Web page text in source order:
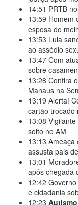
14:51 PRTB
13:59 Homem
esposa do
13:53 Lula
ao assédio
13:47 Com
sobre
13:28 Confira
Manaus na
13:19 Alerta!
cartão trocado
13:08
solto no AM
13:13 Ameaça
assusta pais
13:01
após chegada
12:42
e cidadania
12:23